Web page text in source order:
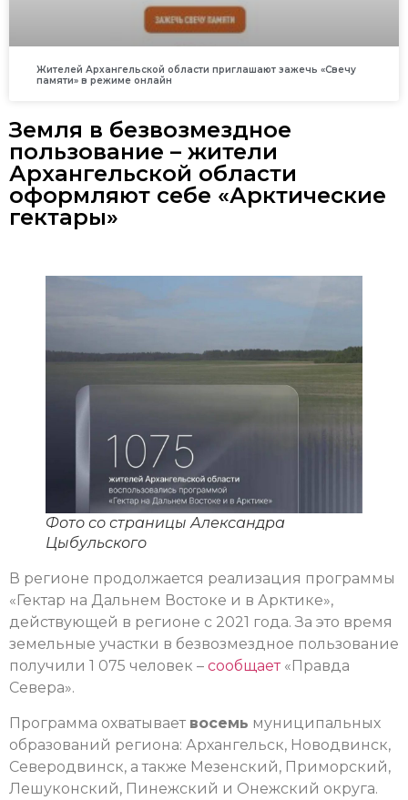
Жителей Архангельской области приглашают зажечь «Свечу
памяти» в режиме онлайн
Земля в безвозмездное
пользование – жители
Архангельской области
оформляют себе «Арктические
гектары»
Фото со страницы Александра
Цыбульского
В регионе продолжается реализация программы
«Гектар на Дальнем Востоке и в Арктике»,
действующей в регионе с 2021 года. За это время
земельные участки в безвозмездное пользование
получили 1 075 человек – сообщает«Правда
Севера».
Программа охватывает восемь муниципальных
образований региона: Архангельск, Новодвинск,
Северодвинск, а также Мезенский, Приморский,
Лешуконский, Пинежский и Онежский округа.